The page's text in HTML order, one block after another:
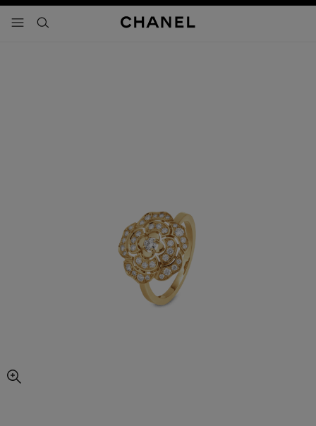
- navegación principal
buscar
imagen agrandada